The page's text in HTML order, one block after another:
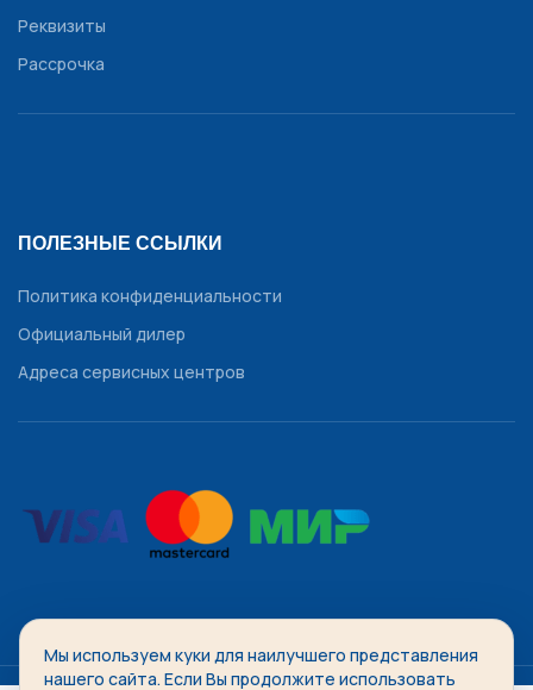
Реквизиты
Рассрочка
ПОЛЕЗНЫЕ ССЫЛКИ
Политика конфиденциальности
Официальный дилер
Адреса сервисных центров
WATCHDIVISION 2014-2026 Все права защищены.
Мы используем куки для наилучшего представления
нашего сайта. Если Вы продолжите использовать